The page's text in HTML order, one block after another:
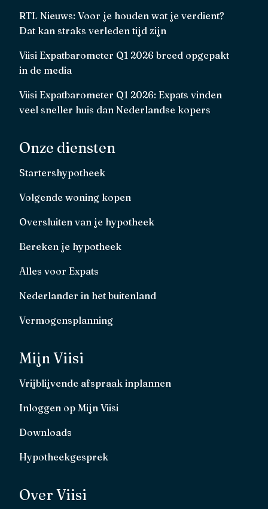
RTL Nieuws: Voor je houden wat je verdient?
Dat kan straks verleden tijd zijn
Viisi Expatbarometer Q1 2026 breed opgepakt
in de media
Viisi Expatbarometer Q1 2026: Expats vinden
veel sneller huis dan Nederlandse kopers
Onze diensten
Startershypotheek
Volgende woning kopen
Oversluiten van je hypotheek
Bereken je hypotheek
Alles voor Expats
Nederlander in het buitenland
Vermogensplanning
Mijn Viisi
Vrijblijvende afspraak inplannen
Inloggen op Mijn Viisi
Downloads
Hypotheekgesprek
Over Viisi